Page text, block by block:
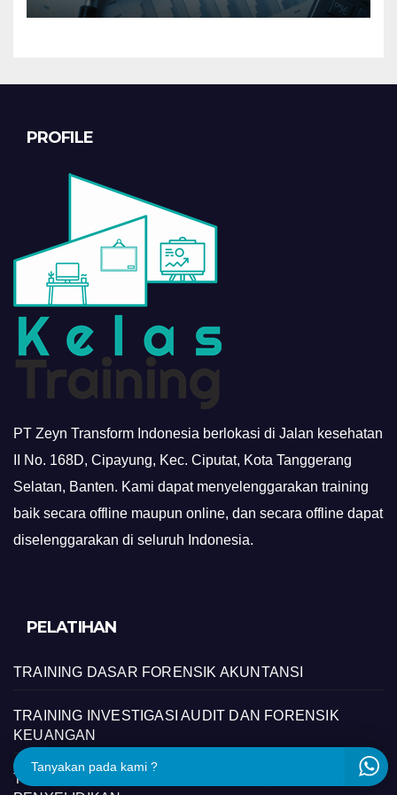
PROFILE
PT Zeyn Transform Indonesia berlokasi di Jalan kesehatan
II No. 168D, Cipayung, Kec. Ciputat, Kota Tanggerang
Selatan, Banten. Kami dapat menyelenggarakan training
baik secara offline maupun online, dan secara offline dapat
diselenggarakan di seluruh Indonesia.
PELATIHAN
TRAINING DASAR FORENSIK AKUNTANSI
TRAINING INVESTIGASI AUDIT DAN FORENSIK
KEUANGAN
TRAINING FORENSIK AKUNTANSI SERTA AUDIT
Tanyakan pada kami ?